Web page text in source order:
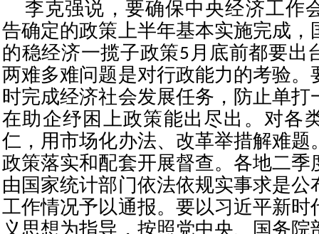
李克强说，要确保中央经济工作
告确定的政策上半年基本实施完成，
的稳经济一揽子政策5月底前都要出
两难多难问题是对行政能力的考验。
时完成经济社会发展任务，防止单打
在助企纾困上政策能出尽出。对各
仁，用市场化办法、改革举措解难题
政策落实和配套开展督查。各地二季
由国家统计部门依法依规实事求是公
工作情况予以通报。要以习近平新时